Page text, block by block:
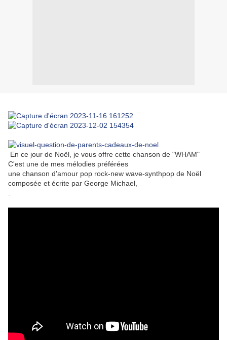
En ce jour de Noël, je vous offre cette chanson de "WHAM"
C'est une de mes mélodies préférées
une chanson d'amour pop rock-new wave-synthpop de Noël
composée et écrite par George Michael